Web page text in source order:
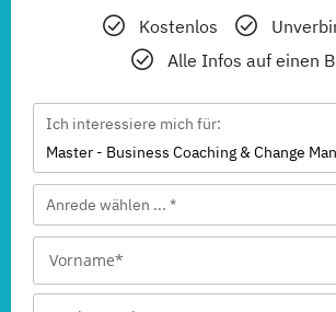
Kostenlos
Alle Infos auf einen
Ich interessiere mich für:
Master - Business Coaching & Change
Anrede wählen ... *